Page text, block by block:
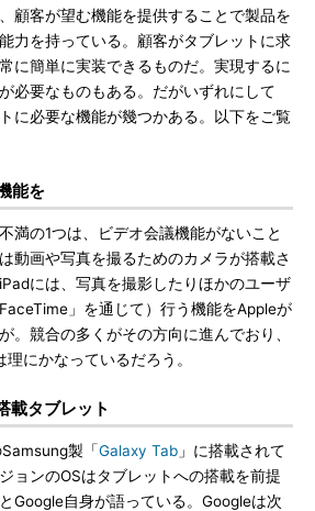
顧客が望む機能を提供することで製品を
力を持っている。顧客がタブレットに求
に簡単に実装できるものだ。実現するに
必要なものもある。だがいずれにして
に必要な機能が幾つかある。以下をご覧
能を
満の1つは、ビデオ会議機能がないこと
動画や写真を撮るためのカメラが搭載さ
には、写真を撮影したりほかのユーザ
」を通じて）行う機能をAppleが
。競合の多くがその方向に進んでおり、
にかなっているだろう。
タブレット
製「Galaxy Tab 」に搭載されて
ョンのOSはタブレットへの搭載を前提
Google自身が語っている。Googleは次